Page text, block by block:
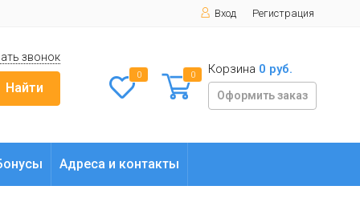
Вход Регистрация
звонок
Найти
0 0 Корзина 0 руб.
Оформить заказ
Адреса и контакты